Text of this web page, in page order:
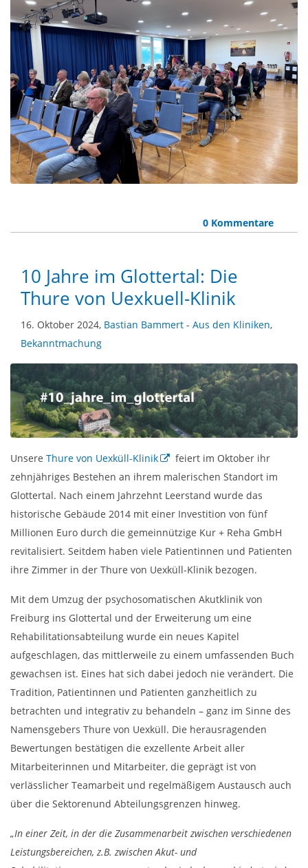
0 Kommentare
10 Jahre im Glottertal: Die
Thure von Uexkuell-Klinik
16. Oktober 2024, Bastian Bammert - Aus den Kliniken,
Bekanntmachung
Unsere Thure von Uexküll-Klinik
feiert im Oktober ihr
zehnjähriges Bestehen an ihrem malerischen Standort im
Glottertal. Nach einem Jahrzehnt Leerstand wurde das
historische Gebäude 2014 mit einer Investition von fünf
Millionen Euro durch die gemeinnützige Kur + Reha GmbH
revitalisiert. Seitdem haben viele Patientinnen und Patienten
ihre Zimmer in der Thure von Uexküll-Klinik bezogen.
Mit dem Umzug der psychosomatischen Akutklinik von
Freiburg ins Glottertal und der Erweiterung um eine
Rehabilitationsabteilung wurde ein neues Kapitel
aufgeschlagen, das mittlerweile zu einem umfassenden Buch
gewachsen ist. Eines hat sich dabei jedoch nie verändert. Die
Tradition, Patientinnen und Patienten ganzheitlich zu
betrachten und integrativ zu behandeln – ganz im Sinne des
Namensgebers Thure von Uexküll. Die herausragenden
Bewertungen bestätigen die exzellente Arbeit aller
Mitarbeiterinnen und Mitarbeiter, die geprägt ist von
verlässlicher Teamarbeit und regelmäßigem Austausch auch
über die Sektorenund Abteilungsgrenzen hinweg.
„In einer Zeit, in der die Zusammenarbeit zwischen verschiedenen
Leistungsbereichen, z.B. zwischen Akut- und